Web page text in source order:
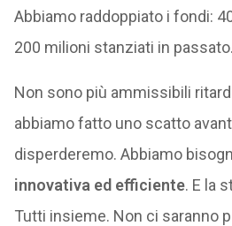
Abbiamo raddoppiato i fondi:
200 milioni stanziati in
Non sono più ammissibili
abbiamo fatto uno scatto
disperderemo. Abbiamo
innovativa ed efficiente. E la
Tutti insieme. Non ci saranno